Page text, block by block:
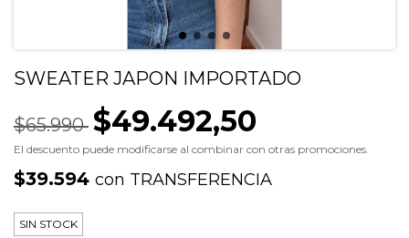
SWEATER JAPON IMPORTADO
$65.990 $49.492,50
El descuento puede modificarse al combinar con otras promociones.
$39.594 con TRANSFERENCIA
SIN STOCK